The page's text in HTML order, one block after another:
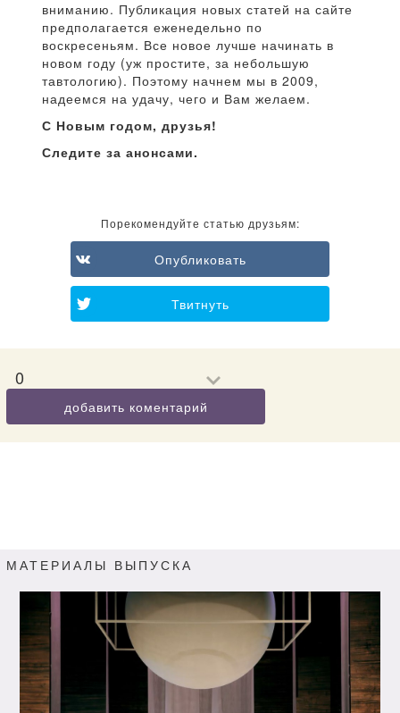
вниманию. Публикация новых статей на сайте
предполагается еженедельно по
воскресеньям. Все новое лучше начинать в
новом году (уж простите, за небольшую
тавтологию). Поэтому начнем мы в 2009,
надеемся на удачу, чего и Вам желаем.
С Новым годом, друзья!
Следите за анонсами.
Порекомендуйте статью друзьям:
Опубликовать
Твитнуть
0
добавить коментарий
МАТЕРИАЛЫ ВЫПУСКА